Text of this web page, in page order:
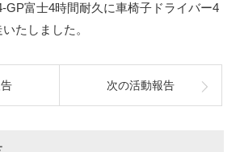
富士4時間耐久に車椅子ドライバー4
たしました。
次の活動報告